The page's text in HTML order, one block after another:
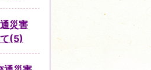
災害
(5)